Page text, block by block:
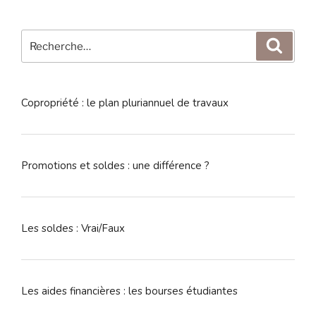
pour
Copropriété : le plan pluriannuel de travaux
Promotions et soldes : une différence ?
Les soldes : Vrai/Faux
Les aides financières : les bourses étudiantes